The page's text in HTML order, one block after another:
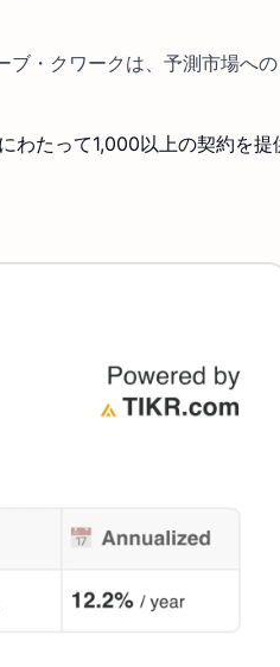
ブ・クワークは、予測市場への
わたって1,000以上の契約を提